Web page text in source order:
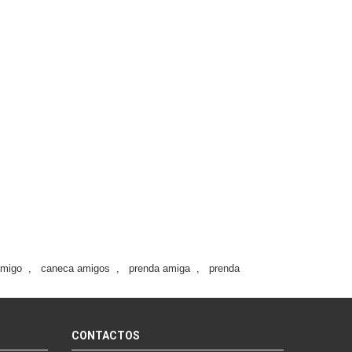
, caneca amigos , prenda amiga ,
prenda
CONTACTOS